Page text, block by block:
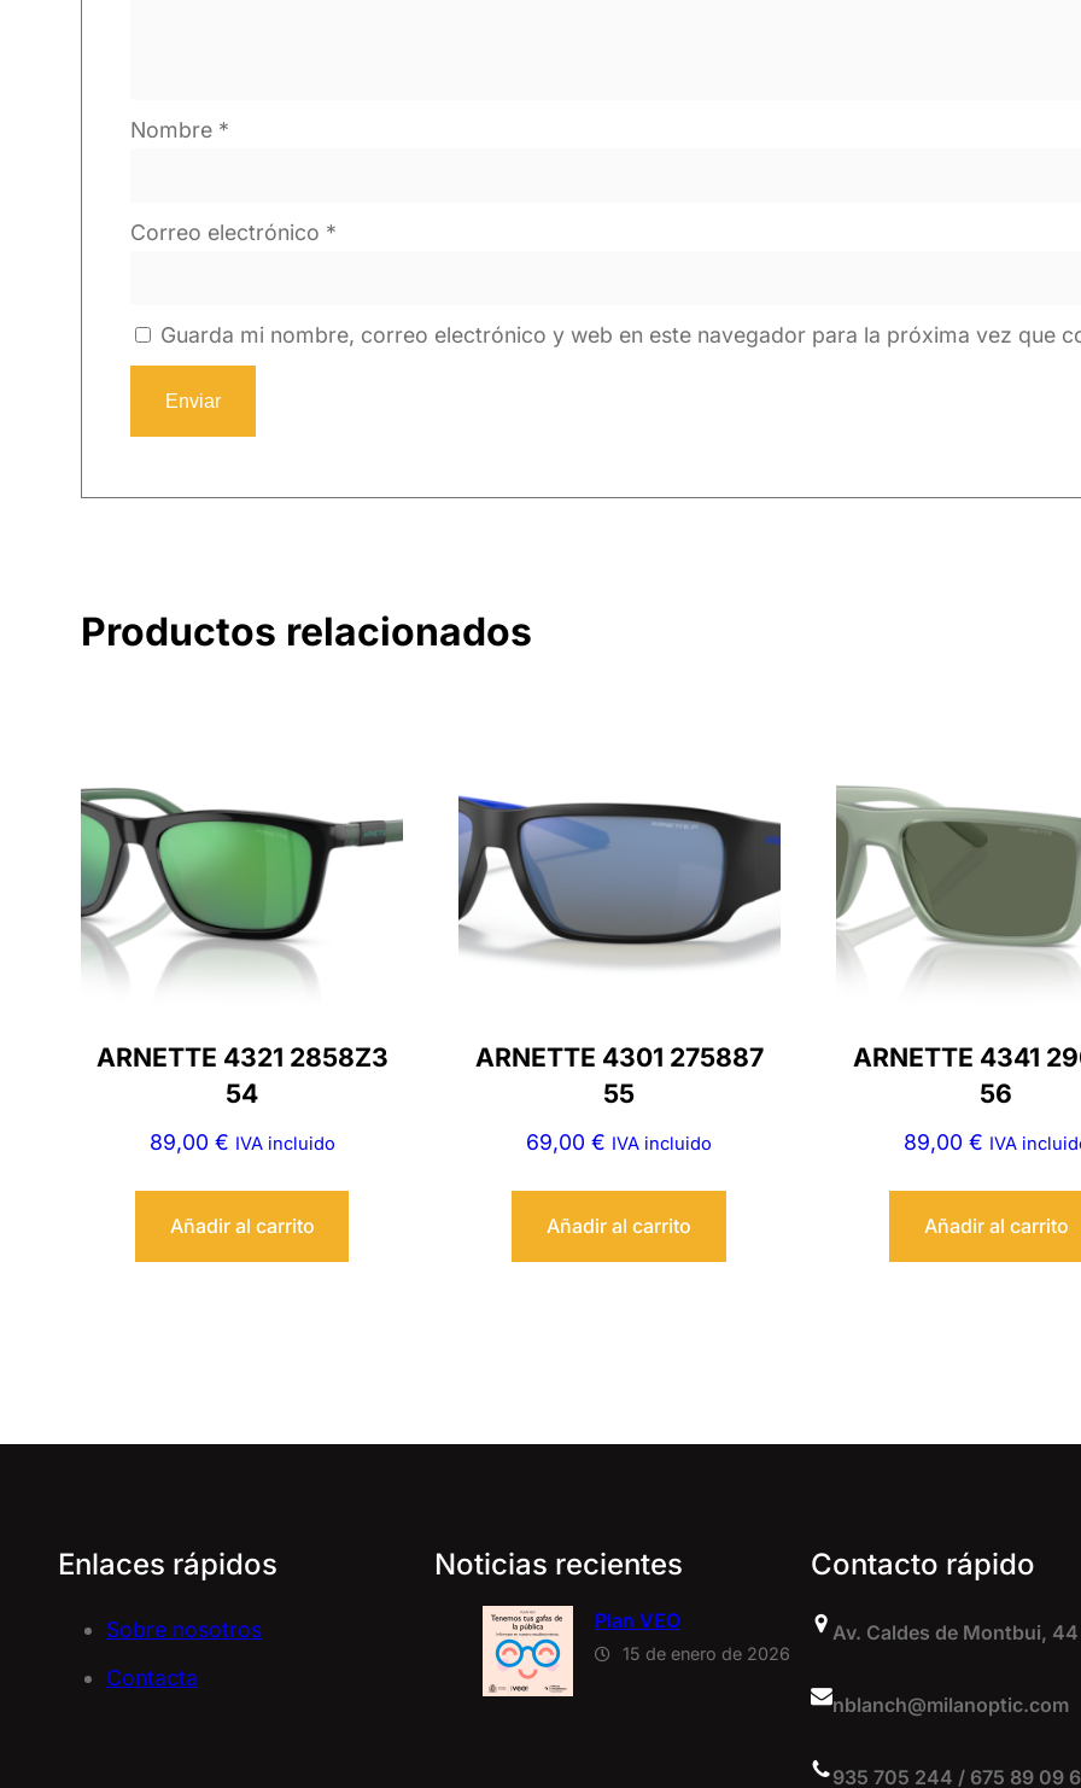
Nombre *
Correo electrónico *
Guarda mi nombre, correo electrónico y web en este navegador para la próxima vez que
Productos relacionados
ARNETTE 4321 2858Z3
54
89,00 € IVA incluido
Añadir al carrito
ARNETTE 4301 275887
55
69,00€ IVA incluido
Añadir al carrito
ARNETTE 4341
56
89,00 € IVA
Añadir al carrito
Enlaces rápidos
Sobre nosotros
Contacta
Noticias recientes
Plan VEO
15 de enero de 2026
Contacto rápido
Av. Caldes de Montbui, 44
nblanch@milanoptic.com
935 705 244 / 675 89 09